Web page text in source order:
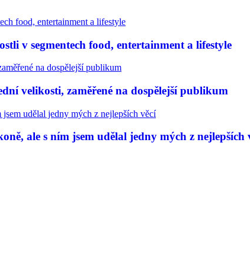
v segmentech food, entertainment a lifestyle
velikosti, zaměřené na dospělejší publikum
ale s ním jsem udělal jedny mých z nejlepších